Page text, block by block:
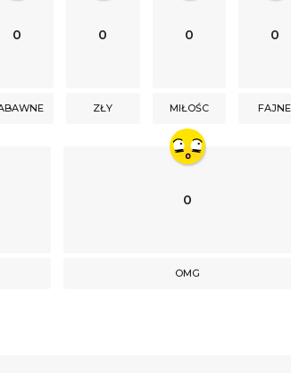
0 0
ZŁY
0
MIŁOŚC
0
FAJNE
0
OMG